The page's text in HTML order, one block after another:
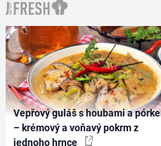
Vepřový guláš s houbami a
– krémový a voňavý pokrm z
jednoho hrnce